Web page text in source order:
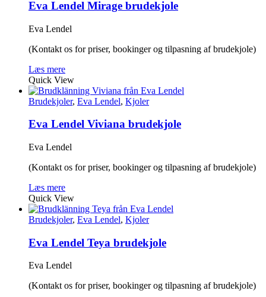
Eva Lendel Mirage brudekjole
Eva Lendel
(Kontakt os for priser, bookinger og tilpasning af brudekjole)
Læs mere
Quick View
Brudekjoler, Eva Lendel, Kjoler
Eva Lendel Viviana brudekjole
Eva Lendel
(Kontakt os for priser, bookinger og tilpasning af brudekjole)
Læs mere
Quick View
Brudekjoler, Eva Lendel, Kjoler
Eva Lendel Teya brudekjole
Eva Lendel
(Kontakt os for priser, bookinger og tilpasning af brudekjole)